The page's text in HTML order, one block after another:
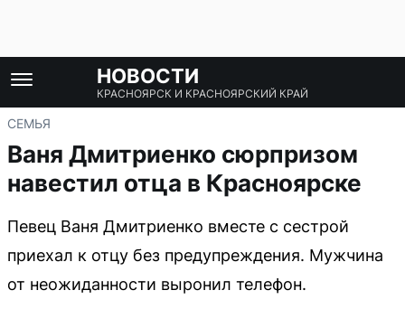
НОВОСТИ
КРАСНОЯРСК И КРАСНОЯРСКИЙ КРАЙ
СЕМЬЯ
Ваня Дмитриенко сюрпризом
навестил отца в Красноярске
Певец Ваня Дмитриенко вместе с сестрой
приехал к отцу без предупреждения. Мужчина
от неожиданности выронил телефон.